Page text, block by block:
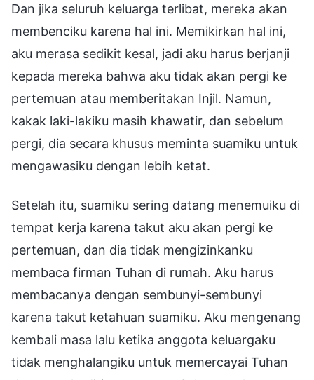
Dan jika seluruh keluarga terlibat, mereka akan
membenciku karena hal ini. Memikirkan hal ini,
aku merasa sedikit kesal, jadi aku harus berjanji
kepada mereka bahwa aku tidak akan pergi ke
pertemuan atau memberitakan Injil. Namun,
kakak laki-lakiku masih khawatir, dan sebelum
pergi, dia secara khusus meminta suamiku untuk
mengawasiku dengan lebih ketat.
Setelah itu, suamiku sering datang menemuiku di
tempat kerja karena takut aku akan pergi ke
pertemuan, dan dia tidak mengizinkanku
membaca firman Tuhan di rumah. Aku harus
membacanya dengan sembunyi-sembunyi
karena takut ketahuan suamiku. Aku mengenang
kembali masa lalu ketika anggota keluargaku
tidak menghalangiku untuk memercayai Tuhan